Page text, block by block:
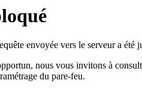
envoyée vers le serveur a été
nous vous invitons à
du pare-feu.